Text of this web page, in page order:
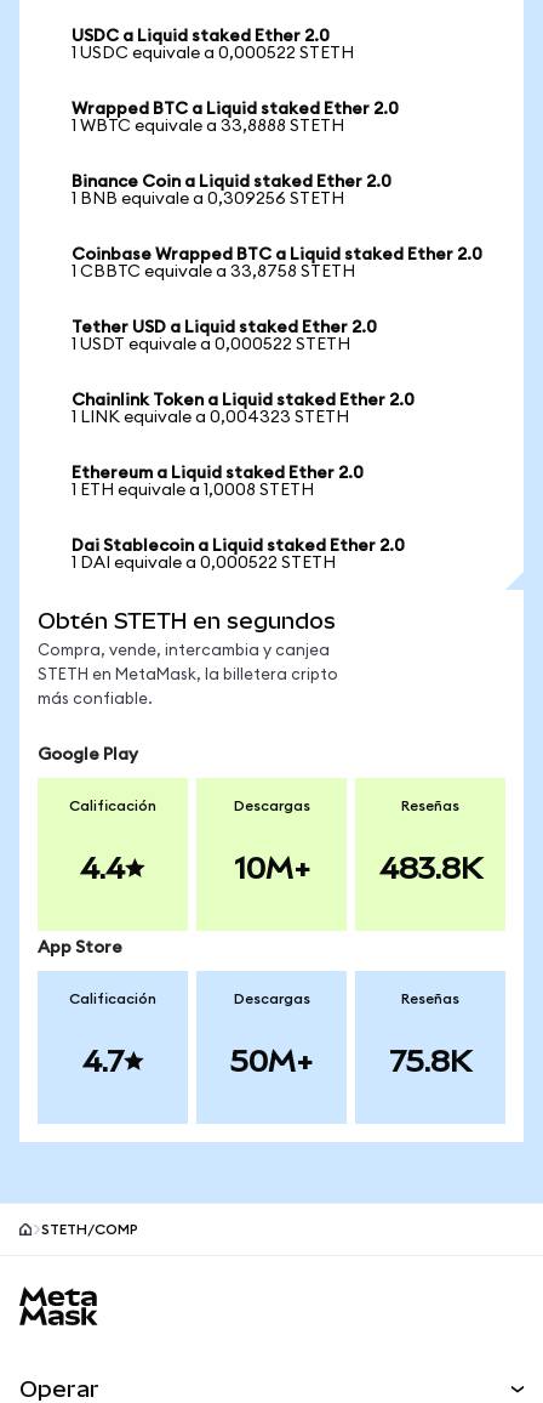
USDC a Liquid staked Ether 2.0
1 USDC equivale a 0,000522 STETH
Wrapped BTC a Liquid staked Ether 2.0
1 WBTC equivale a 33,8888 STETH
Binance Coin a Liquid staked Ether 2.0
1 BNB equivale a 0,309256 STETH
Coinbase Wrapped BTC a Liquid staked Ether 2.0
1 CBBTC equivale a 33,8758 STETH
Tether USD a Liquid staked Ether 2.0
1 USDT equivale a 0,000522 STETH
Chainlink Token a Liquid staked Ether 2.0
1 LINK equivale a 0,004323 STETH
Ethereum a Liquid staked Ether 2.0
1 ETH equivale a 1,0008 STETH
Dai Stablecoin a Liquid staked Ether 2.0
1 DAI equivale a 0,000522 STETH
Obtén STETH en segundos
Compra, vende, intercambia y canjea
STETH en MetaMask, la billetera cripto
más confiable.
Google Play
Calificación
4.4
Descargas
10M+
Reseñas
483.8K
App Store
Calificación
4.7
Descargas
50M+
Reseñas
75.8K
STETH/COMP
Operar